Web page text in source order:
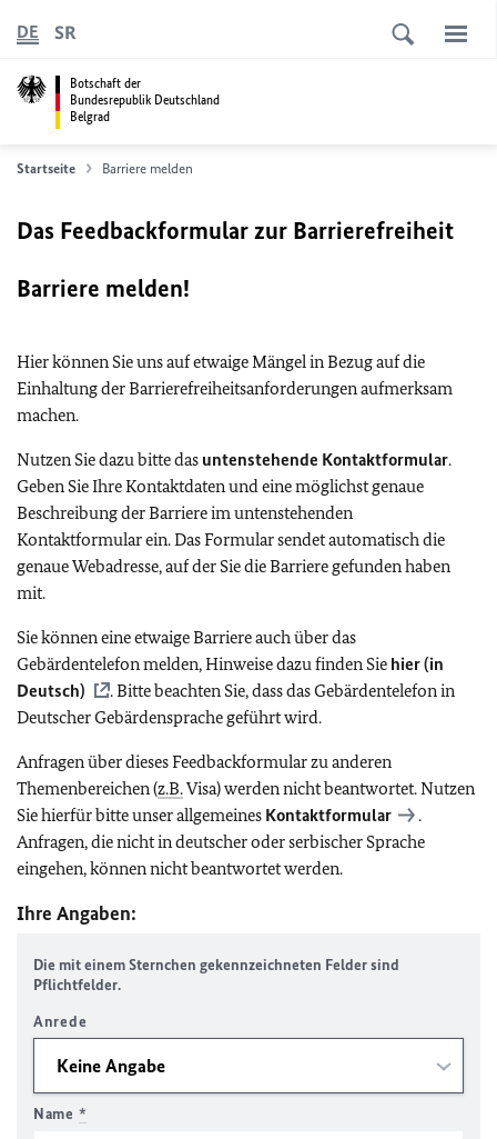
Botschaft der
Bundesrepublik Deutschland
Belgrad
DE SR
Startseite Barriere melden
Das Feedbackformular zur Barrierefreiheit
Barriere melden!
Hier können Sie uns auf etwaige Mängel in Bezug auf die
Einhaltung der Barrierefreiheitsanforderungen aufmerksam
machen.
Nutzen Sie dazu bitte das untenstehende Kontaktformular.
Geben Sie Ihre Kontaktdaten und eine möglichst genaue
Beschreibung der Barriere im untenstehenden
Kontaktformular ein. Das Formular sendet automatisch die
genaue Webadresse, auf der Sie die Barriere gefunden haben
mit.
Sie können eine etwaige Barriere auch über das
Gebärdentelefon melden, Hinweise dazu finden Sie hier (in
Deutsch)
. Bitte beachten Sie, dass das Gebärdentelefon in
Deutscher Gebärdensprache geführt wird.
Anfragen über dieses Feedbackformular zu anderen
Themenbereichen (z.B.Visa) werden nicht beantwortet. Nutzen
Sie hierfür bitte unser allgemeines Kontaktformular
.
Anfragen, die nicht in deutscher oder serbischer Sprache
eingehen, können nicht beantwortet werden.
Ihre Angaben:
Die mit einem Sternchen gekennzeichneten Felder sind
Pflichtfelder.
Anrede
Name *